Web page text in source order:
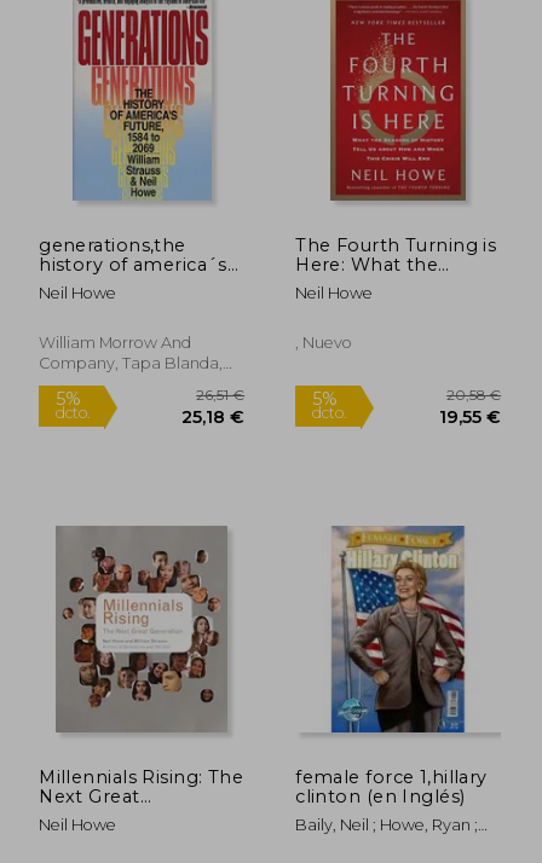
dcto. 29,43 €
5%
dcto.
generations,the
history of america´s
future, 1584 to 2069
(en Inglés)
Neil Howe
William Morrow And
Company, Tapa Blanda,
Nuevo
5%
dcto. 25,18 €
The Fourth Turning is
Here: What the
Seasons of History
Tell us About how
Will end (en Inglés)
Neil Howe
, Nuevo
5%
dcto.
Millennials Rising: The
Next Great
Generation (en
Inglés)
Neil Howe
female force 1,hillary
clinton (en Inglés)
Baily, Neil ; Howe, Ryan ;